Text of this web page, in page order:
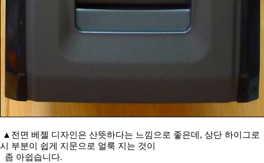
▲전면 베젤 디자인은 산뜻하다는 느낌으로 좋은데, 상단 하이그로
시 부분이 쉽게 지문으로 얼룩 지는 것이
좀 아쉽습니다.